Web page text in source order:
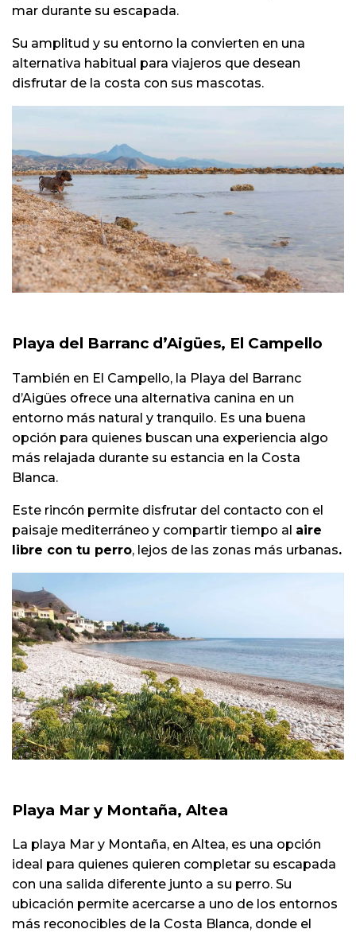
mar durante su escapada.
Su amplitud y su entorno la convierten en una
alternativa habitual para viajeros que desean
disfrutar de la costa con sus mascotas.
Playa del Barranc d’Aigües, El Campello
También en El Campello, la Playa del Barranc
d’Aigües ofrece una alternativa canina en un
entorno más natural y tranquilo. Es una buena
opción para quienes buscan una experiencia algo
más relajada durante su estancia en la Costa
Blanca.
Este rincón permite disfrutar del contacto con el
paisaje mediterráneo y compartir tiempo al aire
libre con tu perro, lejos de las zonas más urbanas.
Playa Mar y Montaña, Altea
La playa Mar y Montaña, en Altea, es una opción
ideal para quienes quieren completar su escapada
con una salida diferente junto a su perro. Su
ubicación permite acercarse a uno de los entornos
más reconocibles de la Costa Blanca, donde el